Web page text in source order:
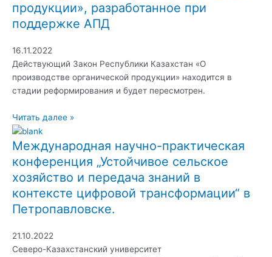
продукции», разработанное при
поддержке АПД
16.11.2022
Действующий Закон Республики Казахстан «О
производстве органической продукции» находится в
стадии реформирования и будет пересмотрен.
Читать далее »
Международная научно-практическая
конференция „Устойчивое сельское
хозяйство и передача знаний в
контексте цифровой трансформации“ в
Петропавловске.
21.10.2022
Северо-Казахстанский университет